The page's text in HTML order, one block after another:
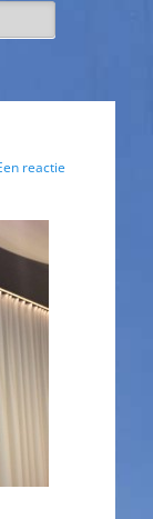
reactie